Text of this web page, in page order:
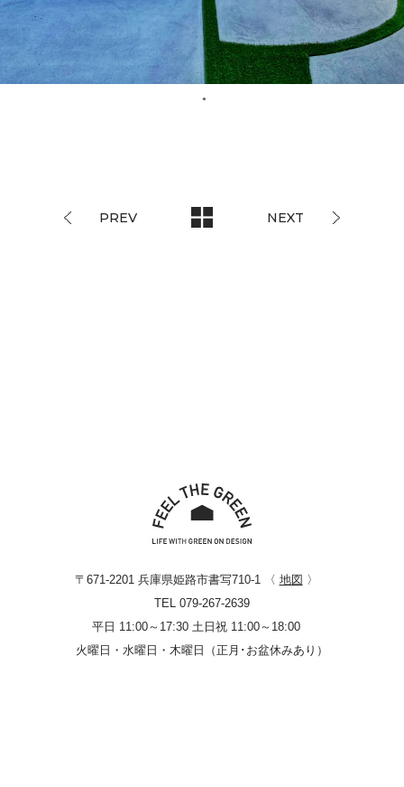
PREV NEXT
〒671-2201 兵庫県姫路市書写710-1 〈 地図 〉
TEL 079-267-2639
平日 11:00～17:30 土日祝 11:00～18:00
火曜日・水曜日・木曜日（正月･お盆休みあり）